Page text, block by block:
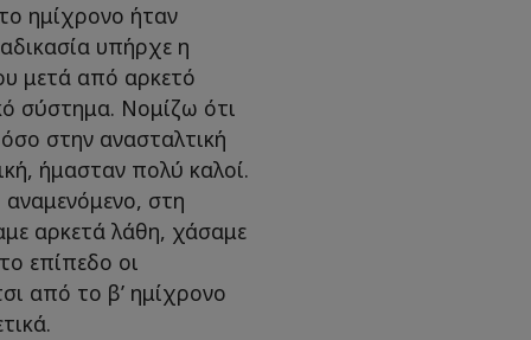
ημίχρονο ήταν
υπήρχε η
μετά από αρκετό
σύστημα. Νομίζω ότι
στην ανασταλτική
ήμασταν πολύ καλοί.
αναμενόμενο, στη
αρκετά λάθη, χάσαμε
επίπεδο οι
από το β’ ημίχρονο